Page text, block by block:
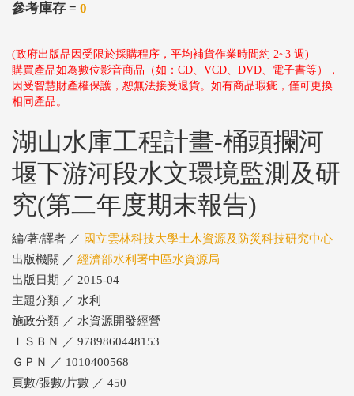
參考庫存 = 0
(政府出版品因受限於採購程序，平均補貨作業時間約 2~3 週)
購買產品如為數位影音商品（如：CD、VCD、DVD、電子書等），
因受智慧財產權保護，恕無法接受退貨。如有商品瑕疵，僅可更換
相同產品。
湖山水庫工程計畫-桶頭攔河
堰下游河段水文環境監測及研
究(第二年度期末報告)
編/著/譯者 ／ 國立雲林科技大學土木資源及防災科技研究中心
出版機關 ／ 經濟部水利署中區水資源局
出版日期 ／ 2015-04
主題分類 ／ 水利
施政分類 ／ 水資源開發經營
ＩＳＢＮ ／ 9789860448153
ＧＰＮ ／ 1010400568
頁數/張數/片數 ／ 450